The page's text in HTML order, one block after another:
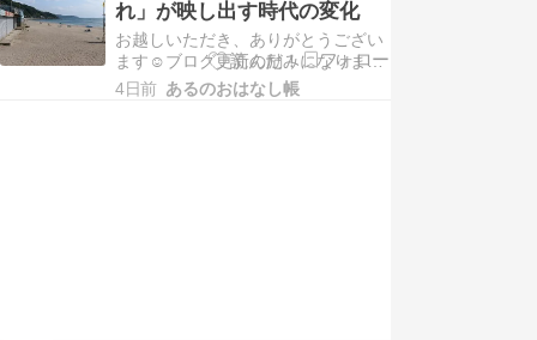
「まるで高市早苗のプロモビデオ」
BGM付き...
れ」が映し出す時代の変化
お越しいただき、ありがとうござい
ます☺️ブログ更新の励みになりま
す！よかったら下記の2つのバナー
もクリックしてもらえると嬉しいで
4日前 あるのおはなし帳